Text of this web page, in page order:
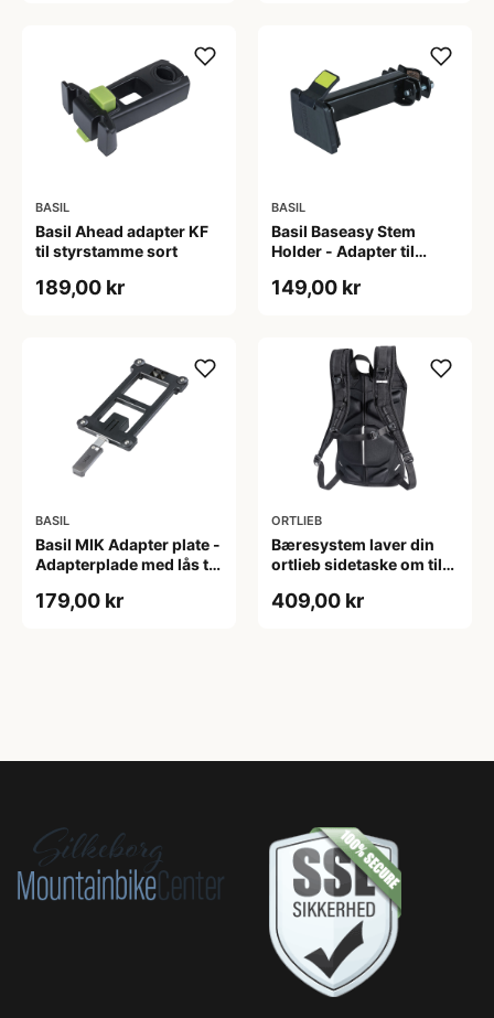
BASIL
Basil Ahead adapter KF
til styrstamme sort
189,00 kr
BASIL
Basil Baseasy Stem
Holder - Adapter til
149,00 kr
BASIL
Basil MIK Adapter plate -
Adapterplade med lås til
179,00 kr
ORTLIEB
Bæresystem laver din
ortlieb sidetaske om til
409,00 kr